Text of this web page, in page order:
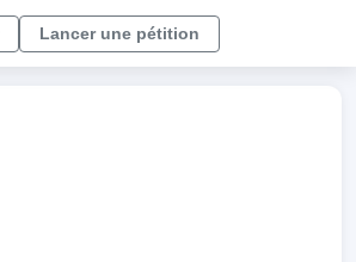
Lancer une pétition